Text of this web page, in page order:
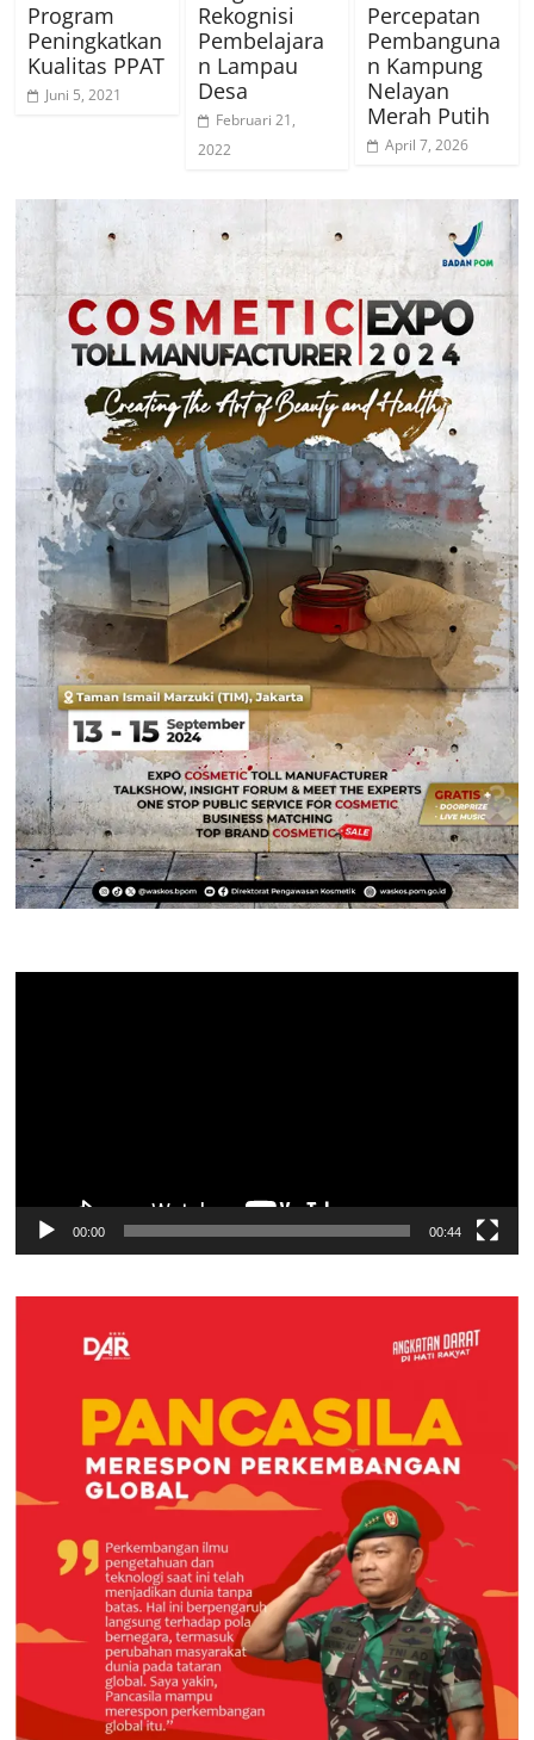
Program
Peningkatkan
Kualitas PPAT
Juni 5, 2021
Rekognisi
Pembelajara
n Lampau
Desa
Februari 21,
2022
Percepatan
Pembanguna
n Kampung
Nelayan
Merah Putih
April 7, 2026
00:00 00:44